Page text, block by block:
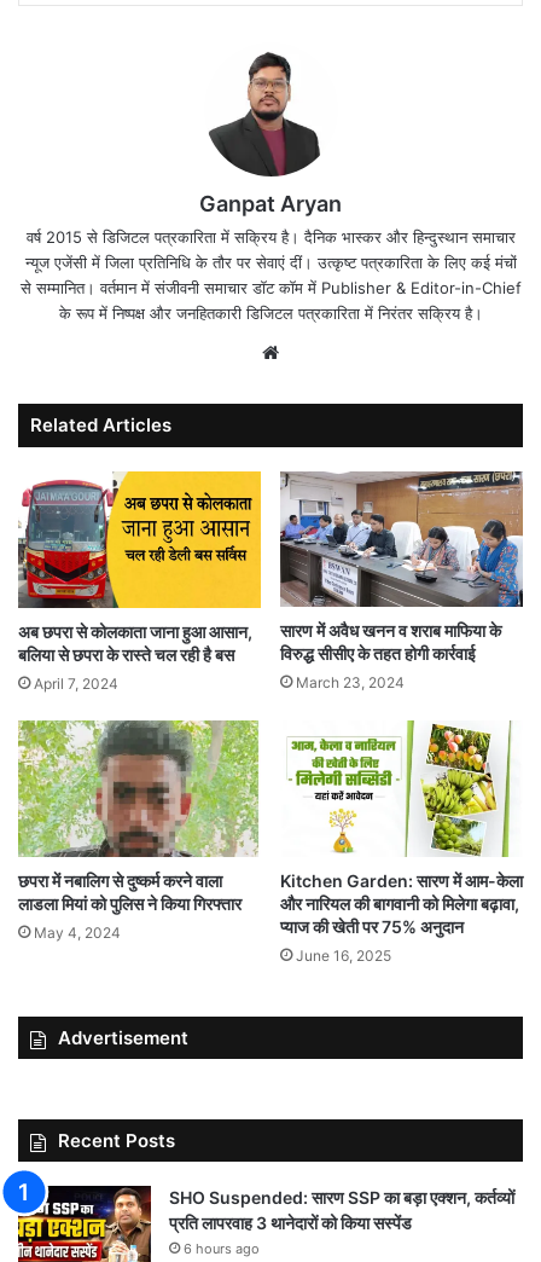
Ganpat Aryan
वर्ष 2015 से डिजिटल पत्रकारिता में सक्रिय है। दैनिक भास्कर और हिन्दुस्थान समाचार
न्यूज एजेंसी में जिला प्रतिनिधि के तौर पर सेवाएं दीं। उत्कृष्ट पत्रकारिता के लिए कई मंचों
से सम्मानित। वर्तमान में संजीवनी समाचार डॉट कॉम में Publisher & Editor-in-Chief
के रूप में निष्पक्ष और जनहितकारी डिजिटल पत्रकारिता में निरंतर सक्रिय है।
Related Articles
अब छपरा से कोलकाता जाना हुआ आसान,
बलिया से छपरा के रास्ते चल रही है बस
April 7, 2024
सारण में अवैध खनन व शराब माफिया के
विरुद्ध सीसीए के तहत होगी कार्रवाई
March 23, 2024
छपरा में नबालिग से दुष्कर्म करने वाला
लाडला मियां को पुलिस ने किया गिरफ्तार
May 4, 2024
Kitchen Garden: सारण में आम-केला
और नारियल की बागवानी को मिलेगा बढ़ावा,
प्याज की खेती पर 75% अनुदान
June 16, 2025
Advertisement
Recent Posts
SHO Suspended: सारण SSP का बड़ा एक्शन, कर्तव्यों
प्रति लापरवाह 3 थानेदारों को किया सस्पेंड
6 hours ago